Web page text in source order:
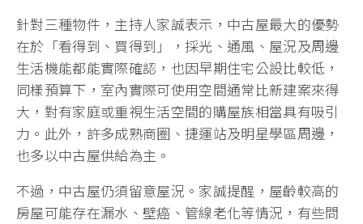
針對三種物件，主持人家誠表示，中古屋最大的優勢
在於「看得到、買得到」，採光、通風、屋況及周邊
生活機能都能實際確認，也因早期住宅公設比較低，
同樣預算下，室內實際可使用空間通常比新建案來得
大，對有家庭或重視生活空間的購屋族相當具有吸引
力。此外，許多成熟商圈、捷運站及明星學區周邊，
也多以中古屋供給為主。
不過，中古屋仍須留意屋況。家誠提醒，屋齡較高的
房屋可能存在漏水、壁癌、管線老化等情況，有些問